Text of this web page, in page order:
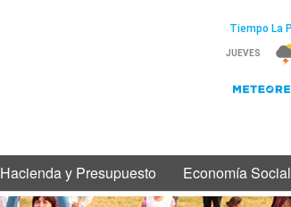
Hacienda y Presupuesto Economía Social